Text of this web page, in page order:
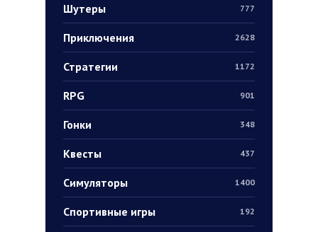
Шутеры 777
Приключения 2628
Стратегии 1172
RPG 901
Гонки 348
Квесты 437
Симуляторы 1400
Спортивные игры 192